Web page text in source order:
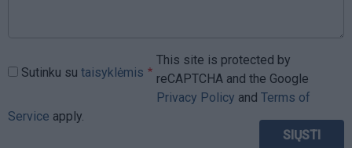
Sutinku su taisyklėmis
This site is protected by
reCAPTCHA and the Google
Privacy Policy and Terms of
Service apply.